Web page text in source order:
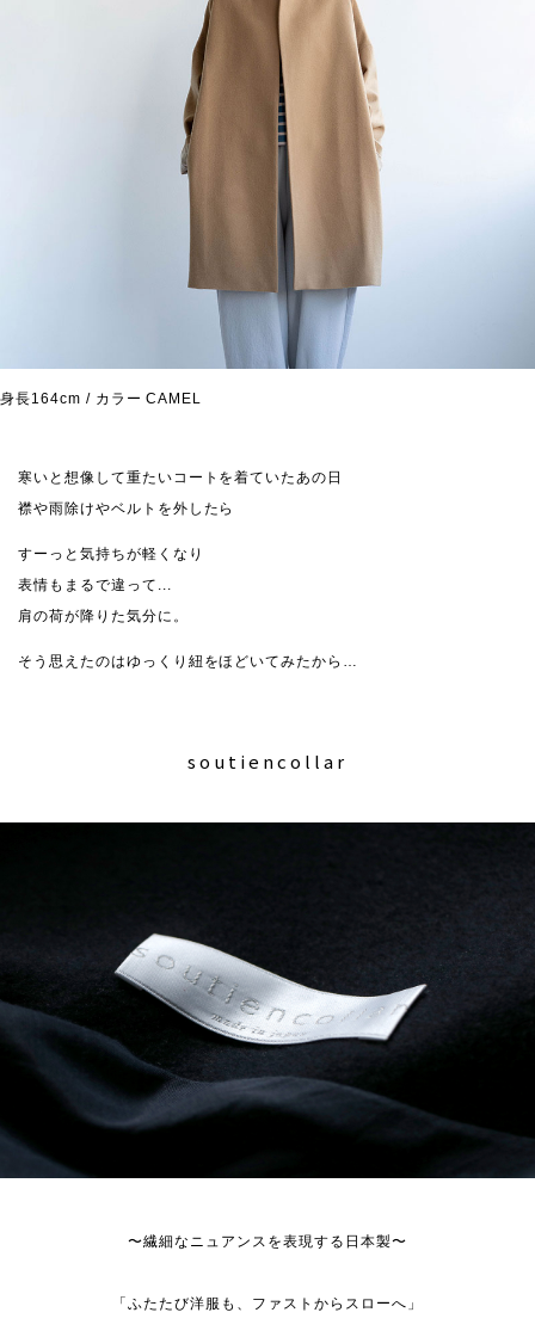
身長164cm / カラー CAMEL
寒いと想像して重たいコートを着ていたあの日
襟や雨除けやベルトを外したら
すーっと気持ちが軽くなり
表情もまるで違って...
肩の荷が降りた気分に。
そう思えたのはゆっくり紐をほどいてみたから…
soutiencollar
〜繊細なニュアンスを表現する日本製〜
「ふたたび洋服も、ファストからスローへ」